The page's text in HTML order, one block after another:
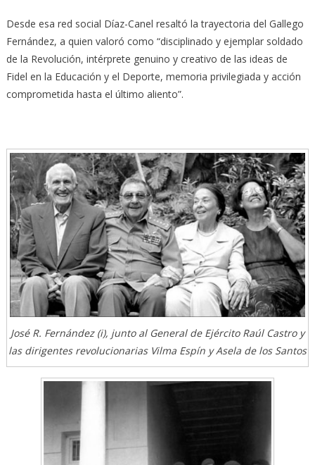
Desde esa red social Díaz-Canel resaltó la trayectoria del Gallego
Fernández, a quien valoró como “disciplinado y ejemplar soldado
de la Revolución, intérprete genuino y creativo de las ideas de
Fidel en la Educación y el Deporte, memoria privilegiada y acción
comprometida hasta el último aliento”.
José R. Fernández (i), junto al General de Ejército Raúl Castro y
las dirigentes revolucionarias Vilma Espín y Asela de los Santos